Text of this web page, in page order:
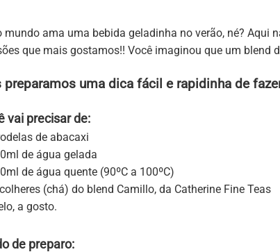
mundo ama uma bebida geladinha no verão, né? Aqui
que mais gostamos!! Você imaginou que um blend
preparamos uma dica fácil e rapidinha de
vai precisar de:
de abacaxi
de água gelada
de água quente (90ºC a 100ºC)
(chá) do blend Camillo, da Catherine Fine Teas
a gosto.
de preparo: